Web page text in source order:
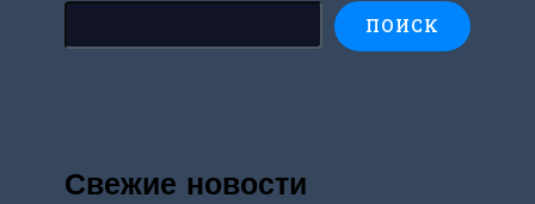
ПОИСК
Свежие новости